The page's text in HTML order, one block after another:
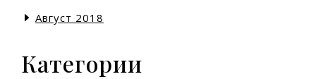
Август 2018
Категории